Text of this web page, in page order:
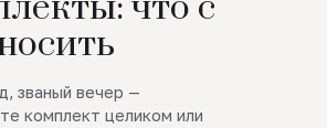
званый вечер —
комплект целиком или